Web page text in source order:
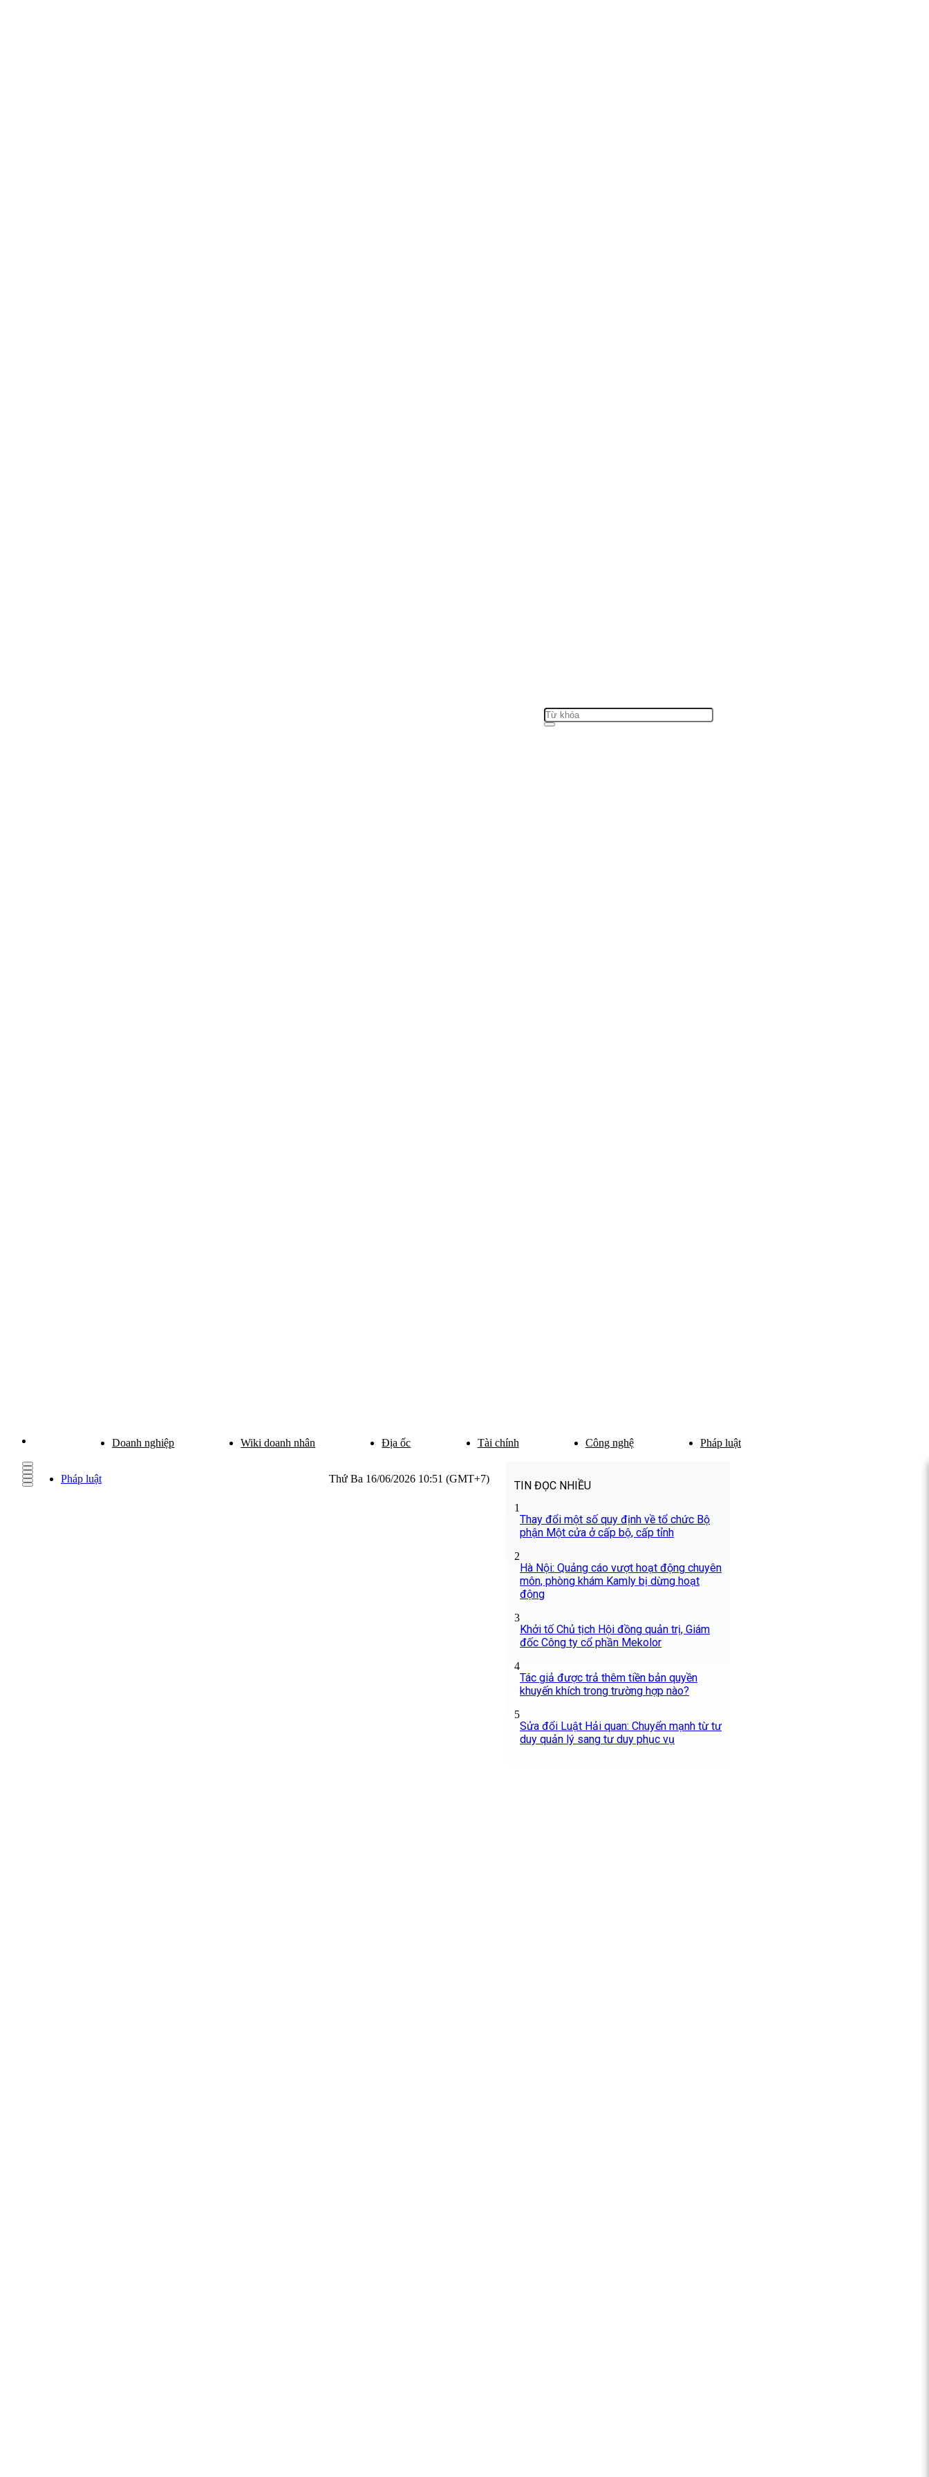
Doanh nghiệp Wiki doanh nhân Địa ốc Tài chính Công nghệ Pháp luật
Pháp luật Thứ Ba 16/06/2026 10:51 (GMT+7)
TIN ĐỌC NHIỀU
1
Thay đổi một số quy định về tổ chức Bộ
phận Một cửa ở cấp bộ, cấp tỉnh
2
Hà Nội: Quảng cáo vượt hoạt động chuyên
môn, phòng khám Kamly bị dừng hoạt
động
3
Khởi tố Chủ tịch Hội đồng quản trị, Giám
đốc Công ty cổ phần Mekolor
4
Tác giả được trả thêm tiền bản quyền
khuyến khích trong trường hợp nào?
5
Sửa đổi Luật Hải quan: Chuyển mạnh từ tư
duy quản lý sang tư duy phục vụ